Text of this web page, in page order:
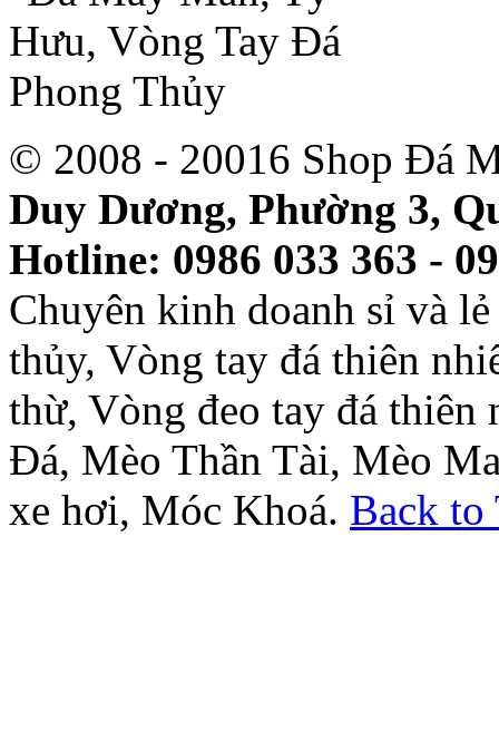
© 2008 - 20016 Shop Đá
Duy Dương, Phường 3,
Hotline: 0986 033 363 -
Chuyên kinh doanh sỉ và
thủy, Vòng tay đá thiên
thừ, Vòng đeo tay đá thiên
Đá, Mèo Thần Tài, Mèo
xe hơi, Móc Khoá. Back to